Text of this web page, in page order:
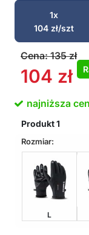
rękawiczki
1x
104 zł/szt
Cena:135zł
104 zł
najniższa
Produkt1
Rozmiar:
L